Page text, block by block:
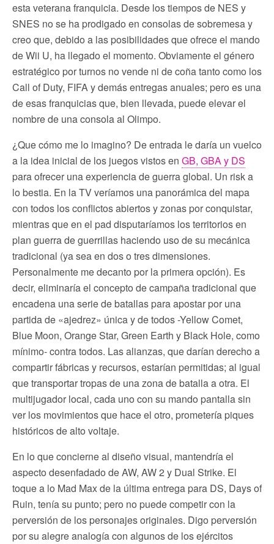
esta veterana franquicia. Desde los tiempos de NES y
SNES no se ha prodigado en consolas de sobremesa y
creo que, debido a las posibilidades que ofrece el mando
de Wii U, ha llegado el momento. Obviamente el género
estratégico por turnos no vende ni de coña tanto como los
Call of Duty, FIFA y demás entregas anuales; pero es una
de esas franquicias que, bien llevada, puede elevar el
nombre de una consola al Olimpo.
¿Que cómo me lo imagino? De entrada le daría un vuelco
a la idea inicial de los juegos vistos en GB, GBA y DS
para ofrecer una experiencia de guerra global. Un risk a
lo bestia. En la TV veríamos una panorámica del mapa
con todos los conflictos abiertos y zonas por conquistar,
mientras que en el pad disputaríamos los territorios en
plan guerra de guerrillas haciendo uso de su mecánica
tradicional (ya sea en dos o tres dimensiones.
Personalmente me decanto por la primera opción). Es
decir, eliminaría el concepto de campaña tradicional que
encadena una serie de batallas para apostar por una
partida de «ajedrez» única y de todos -Yellow Comet,
Blue Moon, Orange Star, Green Earth y Black Hole, como
mínimo- contra todos. Las alianzas, que darían derecho a
compartir fábricas y recursos, estarían permitidas; al igual
que transportar tropas de una zona de batalla a otra. El
multijugador local, cada uno con su mando pantalla sin
ver los movimientos que hace el otro, prometería piques
históricos de alto voltaje.
En lo que concierne al diseño visual, mantendría el
aspecto desenfadado de AW, AW 2 y Dual Strike. El
toque a lo Mad Max de la última entrega para DS, Days of
Ruin, tenía su punto; pero no puede competir con la
perversión de los personajes originales. Digo perversión
por su alegre analogía con algunos de los ejércitos